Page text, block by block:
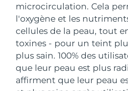
microcirculation. Cela
l'oxygène et les
cellules de la peau, tout
toxines - pour un teint
plus sain. 100% des
que leur peau est plus
affirment que leur peau